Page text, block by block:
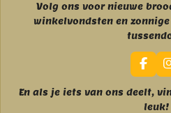
Volg ons voor nieuwe
winkelvondsten en
F
a
c
e
I
t
En als je iets van ons deelt,
leuk!